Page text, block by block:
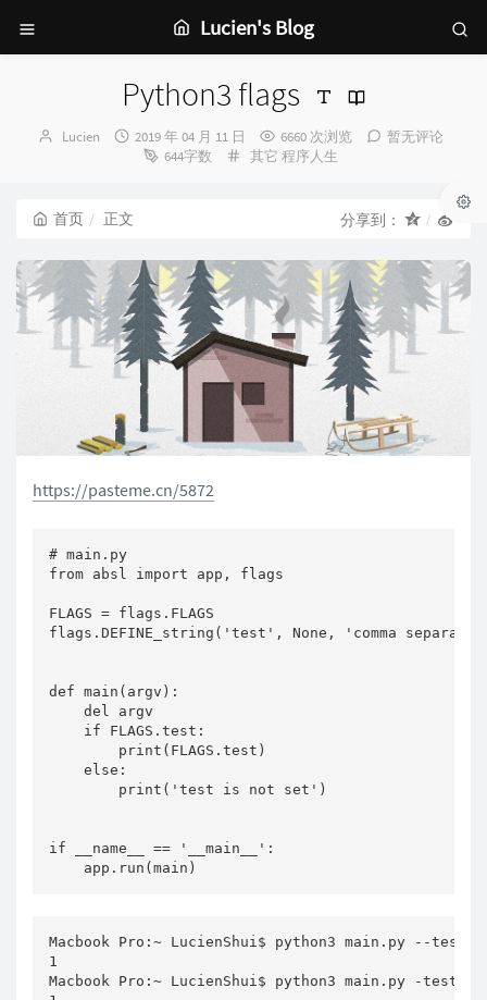
Lucien's Blog
Python3 flags
博
Lucien
发
布
2019 年 04 月 11 日 6660 次浏览
暂无评论
644字数
分
其它 程序人生
首页 正文 分享到：
https://pasteme.cn/5872
# main.py
from absl import app, flags
FLAGS = flags.FLAGS
flags.DEFINE_string('test', None, 'comma
def main(argv):
    del argv
    if FLAGS.test:
        print(FLAGS.test)
    else:
        print('test is not set')
if __name__ == '__main__':
Macbook Pro:~ LucienShui$ python3 main.py --test 1
1
Macbook Pro:~ LucienShui$ python3 main.py -test 1